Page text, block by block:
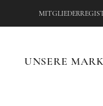
UNSERE